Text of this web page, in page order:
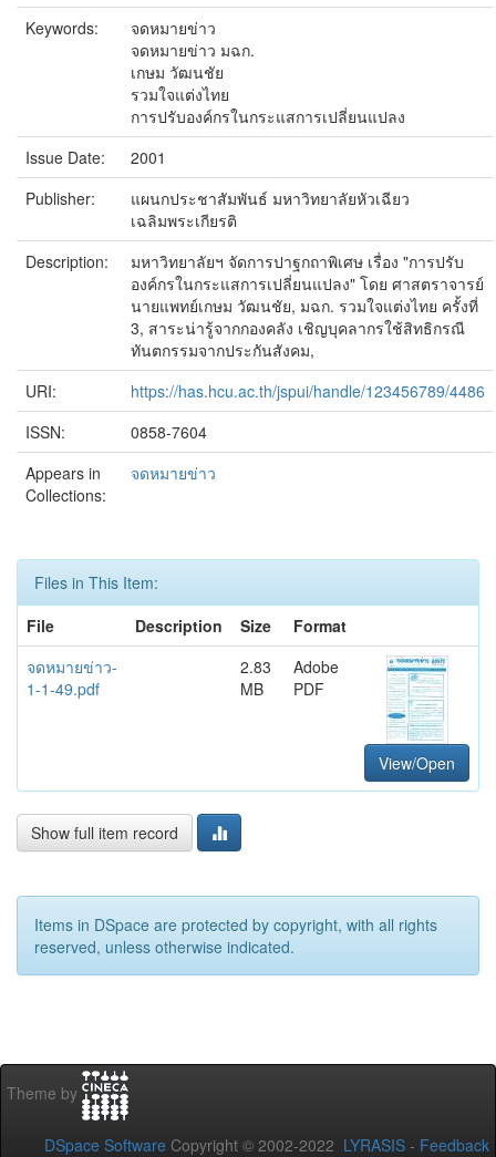
Keywords:
จดหมายข่าว
จดหมายข่าว มฉก.
เกษม วัฒนชัย
รวมใจแต่งไทย
การปรับองค์กรในกระแสการเปลี่ยนแปลง
Issue Date:
2001
Publisher:
แผนกประชาสัมพันธ์ มหาวิทยาลัยหัวเฉียว
เฉลิมพระเกียรติ
Description:
มหาวิทยาลัยฯ จัดการปาฐกถาพิเศษ เรื่อง "การปรับ
องค์กรในกระแสการเปลี่ยนแปลง" โดย ศาสตราจารย์
นายแพทย์เกษม วัฒนชัย, มฉก. รวมใจแต่งไทย ครั้งที่
3, สาระน่ารู้จากกองคลัง เชิญบุคลากรใช้สิทธิกรณี
ทันตกรรมจากประกันสังคม,
URI:
https://has.hcu.ac.th/jspui/handle/123456789/4486
ISSN:
0858-7604
Appears in
Collections:
จดหมายข่าว
Files in This Item:
File
Description Size
Format
จดหมายข่าว-
1-1-49.pdf
2.83
MB
Adobe
PDF
View/Open
Show full item record
Items in DSpace are protected by copyright, with all rights
reserved, unless otherwise indicated.
Theme by
DSpace Software Copyright © 2002-2022 LYRASIS - Feedback